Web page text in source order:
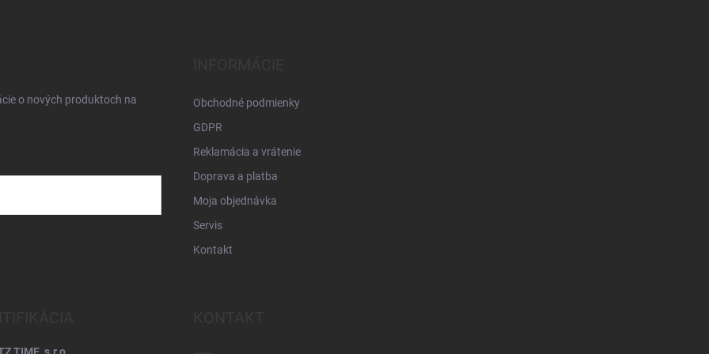
o nových produktoch na
Obchodné podmienky
GDPR
Reklamácia a vrátenie
Doprava a platba
Moja objednávka
Servis
Kontakt